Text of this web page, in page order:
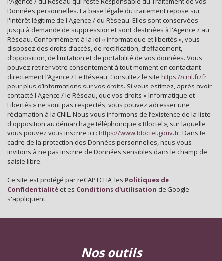
Gare ferroviaire
Bureau de poste
Mairie
statistiques
Nombre d'habitants
35 798
Propriétaires (vs. locataires)
39,30 %
Taxe habitation
11,99 %
Taxe foncière
24,09 %
Habitants de moins de 25 ans
Habitants de 25 à 55 ans
Habitants de plus de 55 ans
36,62 %
Données personnelles. La base légale du traitement repose sur
l'intérêt légitime de l'Agence / du Réseau. Elles sont conservées
jusqu'à demande de suppression et sont destinées à l'Agence / au
Réseau. Conformément à la loi « informatique et libertés », vous
disposez des droits d’accès, de rectification, d’effacement,
d’opposition, de limitation et de portabilité de vos données. Vous
pouvez retirer votre consentement à tout moment en contactant
directement l’Agence / Le Réseau. Consultez le site https://cnil.fr/fr
pour plus d’informations sur vos droits. Si vous estimez, après avoir
contacté l'Agence / le Réseau, que vos droits « Informatique et
Libertés » ne sont pas respectés, vous pouvez adresser une
réclamation à la CNIL. Nous vous informons de l’existence de la liste
d'opposition au démarchage téléphonique « Bloctel », sur laquelle
vous pouvez vous inscrire ici : https://www.bloctel.gouv.fr. Dans le
cadre de la protection des Données personnelles, nous vous
invitons à ne pas inscrire de Données sensibles dans le champ de
saisie libre.
Ce site est protégé par reCAPTCHA, les Politiques de
Confidentialité et es Conditions d'utilisation de Google
s'appliquent.
nos outils